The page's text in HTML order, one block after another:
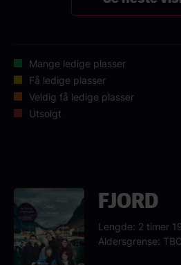
Mange ledige plasser
Få ledige plasser
Veldig få ledige plasser
Utsolgt
FJORD
Lengde: 2 timer
Aldersgrense: TBC